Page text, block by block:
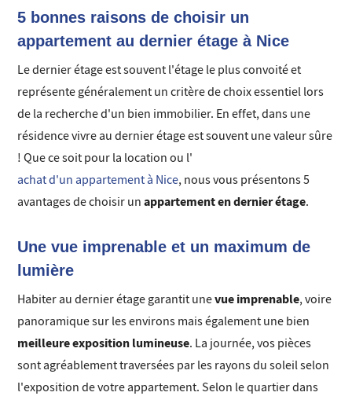
5 bonnes raisons de choisir un
appartement au dernier étage à Nice
Le dernier étage est souvent l'étage le plus convoité et
représente généralement un critère de choix essentiel lors
de la recherche d'un bien immobilier. En effet, dans une
résidence vivre au dernier étage est souvent une valeur sûre
! Que ce soit pour la location ou l'
achat d'un appartement à Nice, nous vous présentons 5
avantages de choisir unappartement en dernier étage.
Une vue imprenable et un maximum de
lumière
Habiter au dernier étage garantit unevue imprenable, voire
panoramique sur les environs mais également une bien
meilleure exposition lumineuse. La journée, vos pièces
sont agréablement traversées par les rayons du soleil selon
l'exposition de votre appartement. Selon le quartier dans